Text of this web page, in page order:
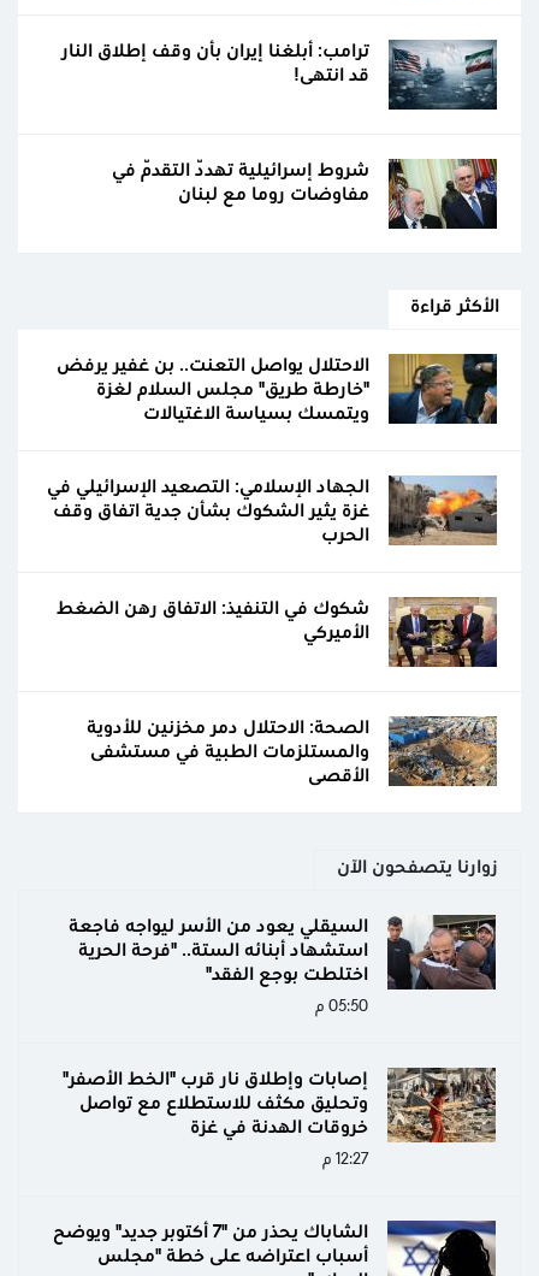
ترامب: أبلغنا إيران بأن وقف إطلاق النار
قد انتهى!
شروط إسرائيلية تهدّد التقدّم في
مفاوضات روما مع لبنان
الأكثر قراءة
الاحتلال يواصل التعنت.. بن غفير يرفض
"خارطة طريق" مجلس السلام لغزة
ويتمسك بسياسة الاغتيالات
الجهاد الإسلامي: التصعيد الإسرائيلي في
غزة يثير الشكوك بشأن جدية اتفاق وقف
الحرب
شكوك في التنفيذ: الاتفاق رهن الضغط
الأميركي
الصحة: الاحتلال دمر مخزنين للأدوية
والمستلزمات الطبية في مستشفى
الأقصى
زوارنا يتصفحون الآن
السيقلي يعود من الأسر ليواجه فاجعة
استشهاد أبنائه الستة.. "فرحة الحرية
اختلطت بوجع الفقد"
05:50 م
إصابات وإطلاق نار قرب "الخط الأصفر"
وتحليق مكثف للاستطلاع مع تواصل
خروقات الهدنة في غزة
12:27 م
الشاباك يحذر من "7 أكتوبر جديد" ويوضح
أسباب اعتراضه على خطة "مجلس